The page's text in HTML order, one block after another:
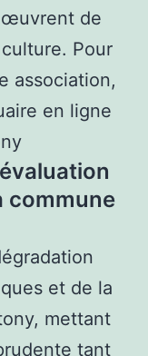
œuvrent de
Pour
association,
en ligne
commune
et de la
mettant
tant